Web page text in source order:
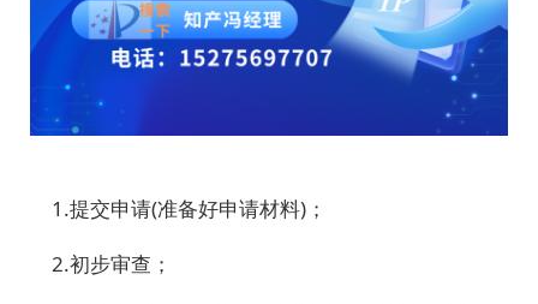
1.提交申请(准备好申请材料)；
2.初步审查；